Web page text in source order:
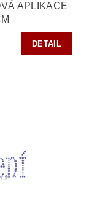
APLIKACE
DETAIL